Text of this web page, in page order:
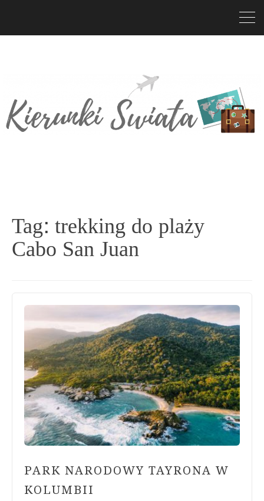
Tag:trekking do plaży
Cabo San Juan
PARK NARODOWY TAYRONA W
KOLUMBII